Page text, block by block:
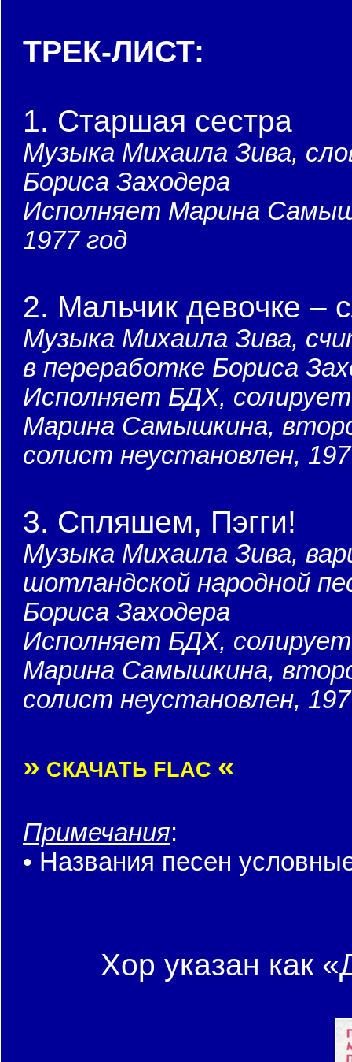
ТРЕК-ЛИСТ:
1. Старшая сестра
Музыка Михаила Зива,
Бориса Заходера
Исполняет Марина
1977 год
2. Мальчик девочке –
Музыка Михаила Зива,
в переработке Бориса
Исполняет БДХ, солирует
Марина Самышкина,
солист неустановлен,
3. Спляшем, Пэгги!
Музыка Михаила Зива,
шотландской народной
Бориса Заходера
Исполняет БДХ, солирует
Марина Самышкина,
солист неустановлен,
» СКАЧАТЬ FLAC «
Примечания:
• Названия песен
Хор указан как